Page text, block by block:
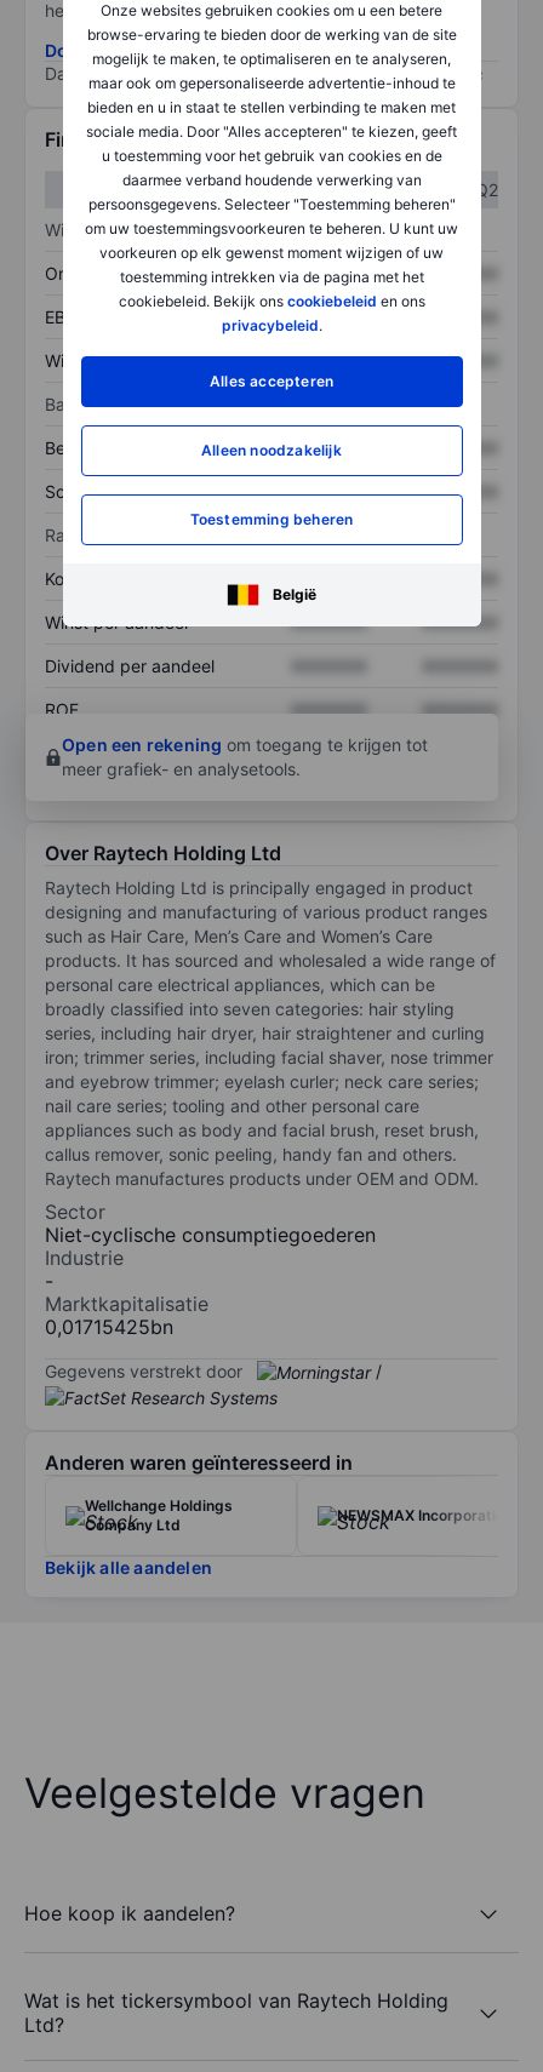
Onze websites gebruiken cookies om u een betere
browse-ervaring te bieden door de werking van de site
mogelijk te maken, te optimaliseren en te analyseren,
maar ook om gepersonaliseerde advertentie-inhoud te
bieden en u in staat te stellen verbinding te maken met
sociale media. Door "Alles accepteren" te kiezen, geeft
u toestemming voor het gebruik van cookies en de
daarmee verband houdende verwerking van
persoonsgegevens. Selecteer "Toestemming beheren"
om uw toestemmingsvoorkeuren te beheren. U kunt uw
voorkeuren op elk gewenst moment wijzigen of uw
toestemming intrekken via de pagina met het
cookiebeleid. Bekijk ons cookiebeleid en ons
privacybeleid.
Alles accepteren
Alleen noodzakelijk
Toestemming beheren
België
het grootste risico).
Download de ESG-risicomethodologie
Data provided by
/
Financiële gegevens
Q1
Q2
Winst/verlies
Omzet XXXXXXX XXXXXXX
EBITDA XXXXXXX
Winst XXXXXXX XXXXXXX
Balans
Bezittingen XXXXXXX
Schulden XXXXXXX XXXXXXX
Ratio's
Koers/omzetratio
Winst per aandeel XXXXXXX XXXXXXX
Dividend per aandeel
ROE XXXXXXX
XXXXXXX
Open een rekening om toegang te krijgen tot
meer grafiek- en analysetools.
Over Raytech Holding Ltd
Raytech Holding Ltd is principally engaged in product
designing and manufacturing of various product ranges
such as Hair Care, Men’s Care and Women’s Care
products. It has sourced and wholesaled a wide range of
personal care electrical appliances, which can be
broadly classified into seven categories: hair styling
series, including hair dryer, hair straightener and curling
iron; trimmer series, including facial shaver, nose trimmer
and eyebrow trimmer; eyelash curler; neck care series;
nail care series; tooling and other personal care
appliances such as body and facial brush, reset brush,
callus remover, sonic peeling, handy fan and others.
Raytech manufactures products under OEM and ODM.
Sector
Niet-cyclische consumptiegoederen
Industrie
-
Marktkapitalisatie
0,01715425bn
Gegevens verstrekt door /
Anderen waren geïnteresseerd in
Wellchange Holdings
Company Ltd
NEWSMAX Incorporation
Bekijk alle aandelen
Veelgestelde vragen
Hoe koop ik aandelen?
Wat is het tickersymbool van Raytech Holding
Ltd?